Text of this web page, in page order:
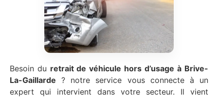
Besoin du retrait de véhicule hors d’usage à Brive-
La-Gaillarde ? notre service vous connecte à un
expert qui intervient dans votre secteur. Il vient